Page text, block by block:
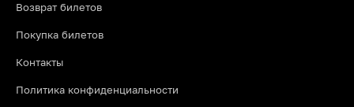
Возврат билетов
Покупка билетов
Контакты
Политика конфиденциальности